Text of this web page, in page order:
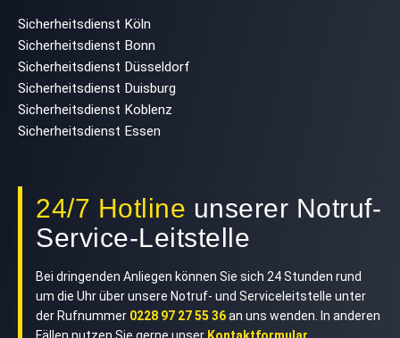
Sicherheitsdienst Köln
Sicherheitsdienst Bonn
Sicherheitsdienst Düsseldorf
Sicherheitsdienst Duisburg
Sicherheitsdienst Koblenz
Sicherheitsdienst Essen
24/7 Hotline unserer Notruf-
Service-Leitstelle
Bei dringenden Anliegen können Sie sich 24 Stunden rund
um die Uhr über unsere Notruf- und Serviceleitstelle unter
der Rufnummer 0228 97 27 55 36an uns wenden. In anderen